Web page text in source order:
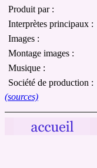
Produit par :
Interprètes principaux :
Images :
Montage images :
Musique :
Société de production :
(sources)